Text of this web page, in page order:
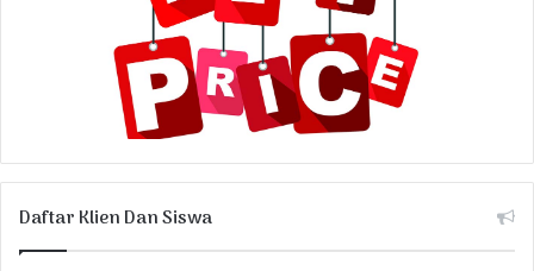
Daftar Klien Dan Siswa